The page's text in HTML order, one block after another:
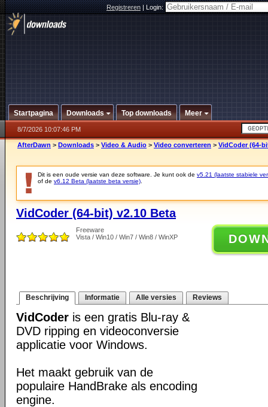
Registreren|Login:
Startpagina Downloads Top downloads Meer
8/7/2026 10:07:46 PM
AfterDawn > Downloads > Video & Audio > Video converteren > VidCoder (64-
Dit is een oude versie van deze software. Je kunt ook de v5.21 (laatste stabiele
of de v6.12 Beta (laatste beta versie)
VidCoder (64-bit) v2.10 Beta
Freeware
Vista / Win10 / Win7 / Win8 / WinXP
Beschrijving Informatie Alle versies Reviews
VidCoder is een gratis Blu-ray &
DVD ripping en videoconversie
applicatie voor Windows.
Het maakt gebruik van de
populaire HandBrake als encoding
engine.